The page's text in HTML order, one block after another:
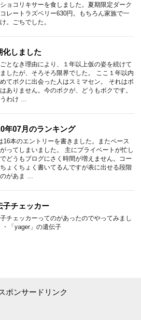
ョコリキサーを食しました。夏期限定ダーク
レートラズベリー630円。もちろん家族で一
。ごちでした。
化しました
となき理由により、１年以上仮の姿を続けて
したが、そろそろ限界でした。 ここ１年以内
てボクに出会った人はスミマセン。 それはボ
ありません。今のボクが、どうもボクです。
うわけ …
年07月のランキング
16本のエントリーを書きました。またペース
ってしまいました。 主にプライベートが忙し
どうもブログにさく時間が増えません。コー
ちょくちょく書いてるんですが表に出せる段階
があま …
子チェッカー
チェッカーってのがあったのでやってみまし
・「yager」の遺伝子
ポンサードリンク